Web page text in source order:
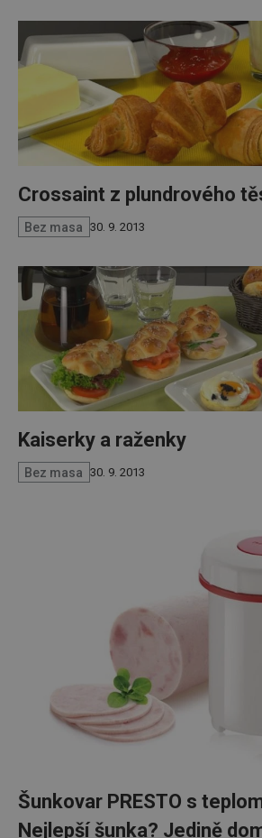
Crossaint z plundrového
Bez masa 30. 9. 2013
Kaiserky a raženky
Bez masa 30. 9. 2013
Šunkovar PRESTO s
Nejlepší šunka? Jedině